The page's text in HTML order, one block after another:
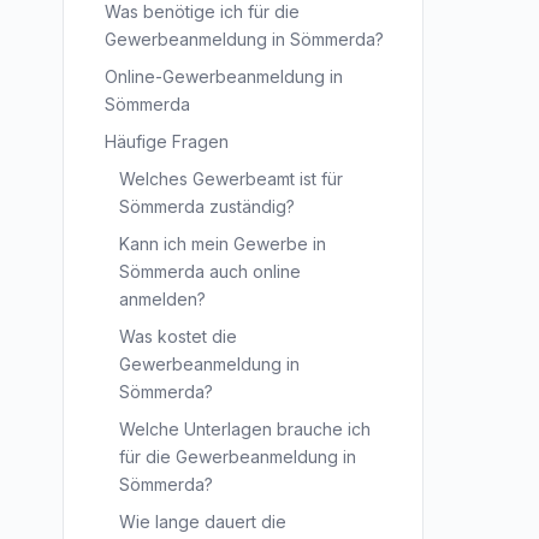
Was benötige ich für die
Gewerbeanmeldung in Sömmerda?
Online-Gewerbeanmeldung in
Sömmerda
Häufige Fragen
Welches Gewerbeamt ist für
Sömmerda zuständig?
Kann ich mein Gewerbe in
Sömmerda auch online
anmelden?
Was kostet die
Gewerbeanmeldung in
Sömmerda?
Welche Unterlagen brauche ich
für die Gewerbeanmeldung in
Sömmerda?
Wie lange dauert die